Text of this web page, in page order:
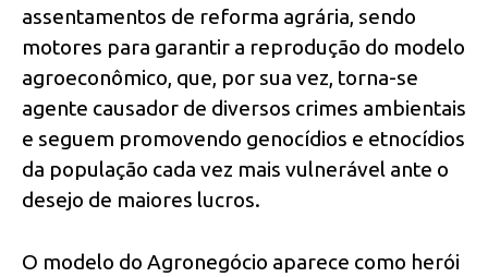
assentamentos de reforma agrária, sendo
motores para garantir a reprodução do modelo
agroeconômico, que, por sua vez, torna-se
agente causador de diversos crimes ambientais
e seguem promovendo genocídios e etnocídios
da população cada vez mais vulnerável ante o
desejo de maiores lucros.
O modelo do Agronegócio aparece como herói